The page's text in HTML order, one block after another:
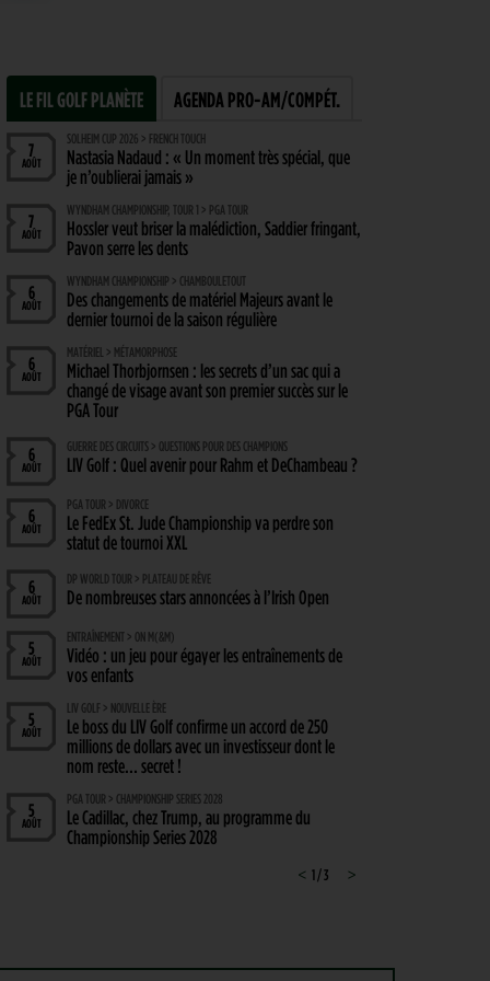
LE FIL GOLF PLANÈTE AGENDA PRO-AM/COMPÉT.
7
AOÛT
SOLHEIM CUP 2026 > FRENCH TOUCH
Nastasia Nadaud : « Un moment très spécial, que
je n’oublierai jamais »
7
AOÛT
WYNDHAM CHAMPIONSHIP, TOUR 1 > PGA TOUR
Hossler veut briser la malédiction, Saddier fringant,
Pavon serre les dents
6
AOÛT
WYNDHAM CHAMPIONSHIP > CHAMBOULETOUT
Des changements de matériel Majeurs avant le
dernier tournoi de la saison régulière
6
AOÛT
MATÉRIEL > MÉTAMORPHOSE
Michael Thorbjornsen : les secrets d’un sac qui a
changé de visage avant son premier succès sur le
PGA Tour
6
AOÛT
GUERRE DES CIRCUITS > QUESTIONS POUR DES CHAMPIONS
LIV Golf : Quel avenir pour Rahm et DeChambeau ?
6
AOÛT
PGA TOUR > DIVORCE
Le FedEx St. Jude Championship va perdre son
statut de tournoi XXL
6
AOÛT
DP WORLD TOUR > PLATEAU DE RÊVE
De nombreuses stars annoncées à l’Irish Open
5
AOÛT
ENTRAÎNEMENT > ON M(&M)
Vidéo : un jeu pour égayer les entraînements de
vos enfants
5
AOÛT
LIV GOLF > NOUVELLE ÈRE
Le boss du LIV Golf confirme un accord de 250
millions de dollars avec un investisseur dont le
nom reste… secret !
5
AOÛT
PGA TOUR > CHAMPIONSHIP SERIES 2028
Le Cadillac, chez Trump, au programme du
Championship Series 2028
AOÛT
< >
1 / 3